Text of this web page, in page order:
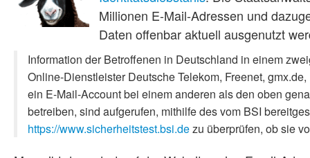
Millionen E-Mail-Adressen und
Daten offenbar aktuell ausgenutzt
Information der Betroffenen in Deutschland in einem
Online-Dienstleister Deutsche Telekom, Freenet,
ein E-Mail-Account bei einem anderen als den oben
betreiben, sind aufgerufen, mithilfe des vom BSI
https://www.sicherheitstest.bsi.dezu überprüfen, ob sie